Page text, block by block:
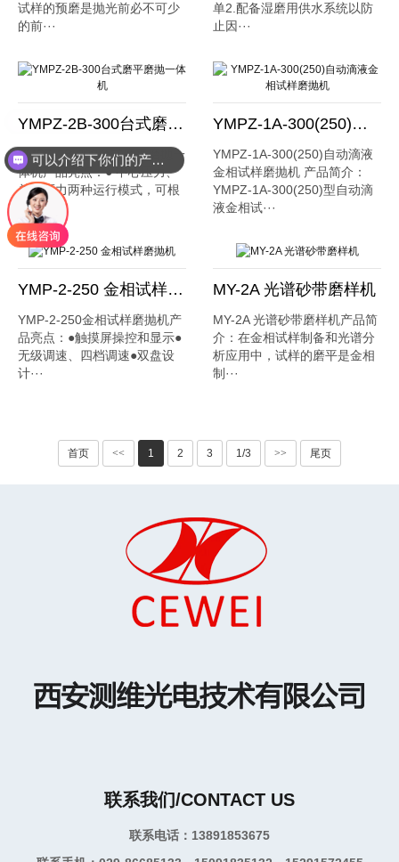
试样的预磨是抛光前必不可少
的前···
单2.配备湿磨用供水系统以防
止因···
YMPZ-2B-300台式磨平磨抛一体机
YMPZ-2B-300台式磨平磨抛一
体机产品亮点：● 中心压力、
单点压力两种运行模式，可根
据···
YMPZ-1A-300(250)自动滴液金相试样磨抛机
YMPZ-1A-300(250)自动滴液
金相试样磨抛机 产品简介：
YMPZ-1A-300(250)型自动滴
液金相试···
YMP-2-250 金相试样磨抛机
YMP-2-250金相试样磨抛机产
品亮点：●触摸屏操控和显示●
无级调速、四档调速●双盘设
计···
MY-2A 光谱砂带磨样机
MY-2A 光谱砂带磨样机产品简
介：在金相试样制备和光谱分
析应用中，试样的磨平是金相
制···
首页 << 1 2 3 1/3 >> 尾页
联系我们/CONTACT US
联系电话：13891853675
可以介绍下你们的产品么？